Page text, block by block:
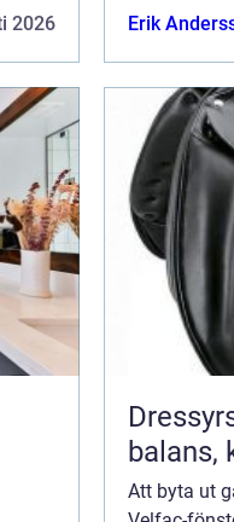
2026
får du
Erik
Dressyrsadel
balans,
Att byta ut